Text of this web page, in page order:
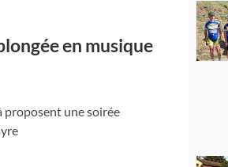
en musique
proposent une soirée